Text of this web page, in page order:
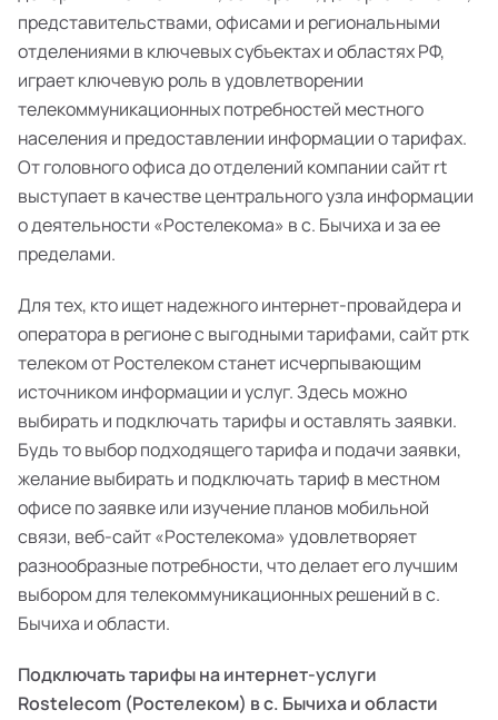
представительствами, офисами и региональными
отделениями в ключевых субъектах и областях РФ,
играет ключевую роль в удовлетворении
телекоммуникационных потребностей местного
населения и предоставлении информации о тарифах.
От головного офиса до отделений компании сайт rt
выступает в качестве центрального узла информации
о деятельности «Ростелекома» в с. Бычиха и за ее
пределами.
Для тех, кто ищет надежного интернет-провайдера и
оператора в регионе с выгодными тарифами, сайт ртк
телеком от Ростелеком станет исчерпывающим
источником информации и услуг. Здесь можно
выбирать и подключать тарифы и оставлять заявки.
Будь то выбор подходящего тарифа и подачи заявки,
желание выбирать и подключать тариф в местном
офисе по заявке или изучение планов мобильной
связи, веб-сайт «Ростелекома» удовлетворяет
разнообразные потребности, что делает его лучшим
выбором для телекоммуникационных решений в с.
Бычиха и области.
Подключать тарифы на интернет-услуги
Rostelecom (Ростелеком) в с. Бычиха и области